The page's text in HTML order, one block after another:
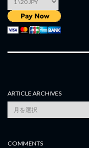
ARTICLE ARCHIVES
Article
Archives
COMMENTS